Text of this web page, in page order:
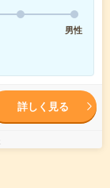
男性
詳しく見る